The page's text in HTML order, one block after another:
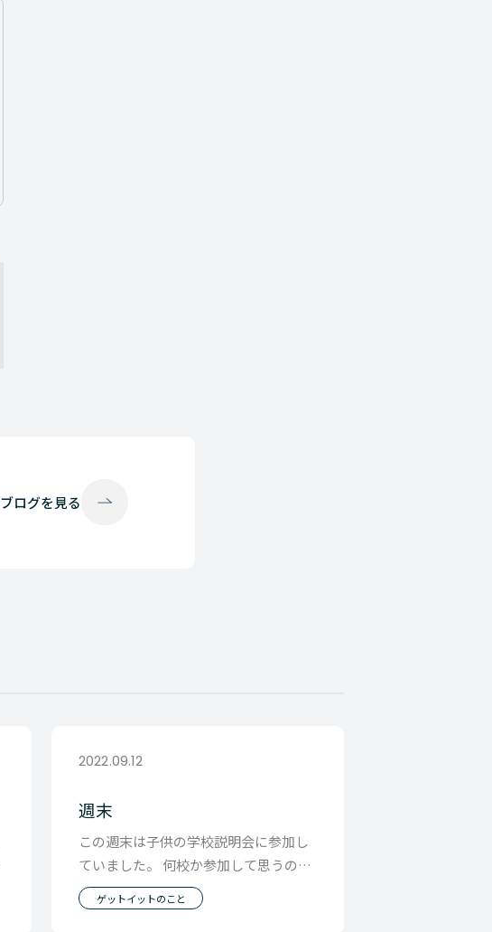
ブログを見る
2022.09.12
週末
この週末は子供の学校説明会に参加し
ていました。 何校か参加して思うので
すが、 どの学校に行っても ・１人１人
の個性を大切
ゲットイットのこと